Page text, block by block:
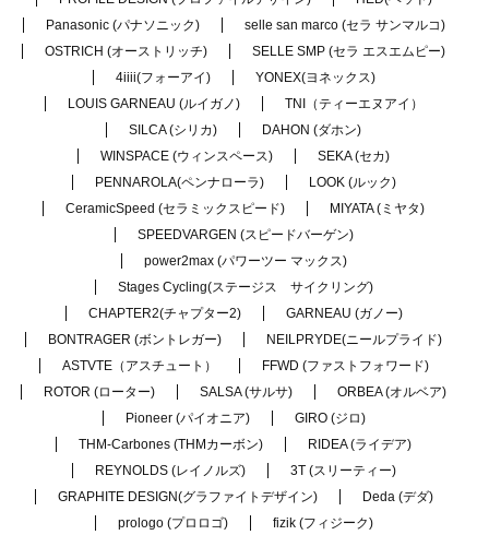
Panasonic (パナソニック)
selle san marco (セラ サンマルコ)
OSTRICH (オーストリッチ)
SELLE SMP (セラ エスエムピー)
4iiii(フォーアイ)
YONEX(ヨネックス)
LOUIS GARNEAU (ルイガノ)
TNI（ティーエヌアイ）
SILCA (シリカ)
DAHON (ダホン)
WINSPACE (ウィンスペース)
SEKA (セカ)
PENNAROLA(ペンナローラ)
LOOK (ルック)
CeramicSpeed (セラミックスピード)
MIYATA (ミヤタ)
SPEEDVARGEN (スピードバーゲン)
power2max (パワーツー マックス)
Stages Cycling(ステージス サイクリング)
CHAPTER2(チャプター2)
GARNEAU (ガノー)
BONTRAGER (ボントレガー)
NEILPRYDE(ニールプライド)
ASTVTE（アスチュート）
FFWD (ファストフォワード)
ROTOR (ローター)
SALSA (サルサ)
ORBEA (オルベア)
Pioneer (パイオニア)
GIRO (ジロ)
THM-Carbones (THMカーボン)
RIDEA (ライデア)
REYNOLDS (レイノルズ)
3T (スリーティー)
GRAPHITE DESIGN(グラファイトデザイン)
Deda (デダ)
prologo (プロロゴ)
fizik (フィジーク)